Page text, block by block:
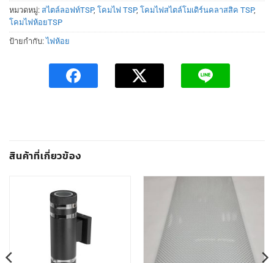
หมวดหมู่: สไตล์ลอฟท์TSP, โคมไฟ TSP, โคมไฟสไตล์โมเดิร์นคลาสสิค TSP,
โคมไฟห้อยTSP
ป้ายกำกับ:ไฟห้อย
สินค้าที่เกี่ยวข้อง